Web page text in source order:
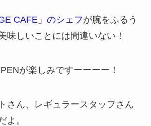
CAFE」のシェフが腕をふるう
味しいことには間違いない！
が楽しみですーーーー！
さん、レギュラースタッフさん
よ。